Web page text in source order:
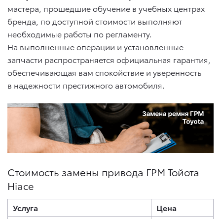
мастера, прошедшие обучение в учебных центрах
бренда, по доступной стоимости выполняют
необходимые работы по регламенту.
На выполненные операции и установленные
запчасти распространяется официальная гарантия,
обеспечивающая вам спокойствие и уверенность
в надежности престижного автомобиля.
Стоимость замены привода ГРМ Тойота
Hiace
Услуга Цена